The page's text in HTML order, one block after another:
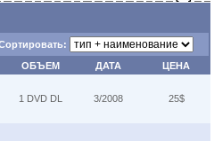
ОБЪЕМ ДАТА ЦЕНА
1 DVD DL 3/2008 25$